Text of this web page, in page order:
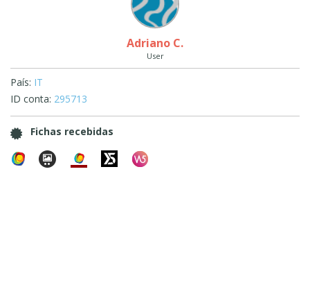
Adriano C.
User
País: IT
ID conta: 295713
Fichas recebidas